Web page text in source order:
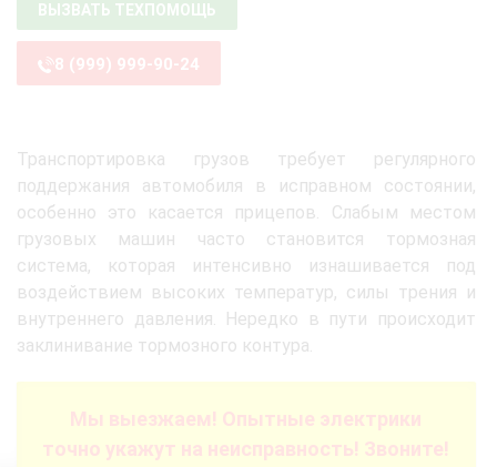
ВЫЗВАТЬ ТЕХПОМОЩЬ
8 (999) 999-90-24
Транспортировка грузов требует регулярного
поддержания автомобиля в исправном состоянии,
особенно это касается прицепов. Слабым местом
грузовых машин часто становится тормозная
система, которая интенсивно изнашивается под
воздействием высоких температур, силы трения и
внутреннего давления. Нередко в пути происходит
заклинивание тормозного контура.
Мы выезжаем! Опытные электрики
точно укажут на неисправность! Звоните!